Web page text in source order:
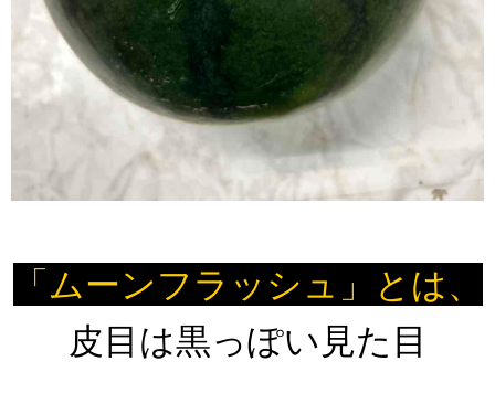
「ムーンフラッシュ」とは、
皮目は黒っぽい見た目